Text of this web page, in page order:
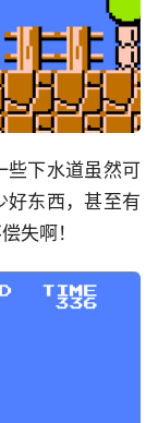
些下水道虽然可
好东西，甚至有
失啊！